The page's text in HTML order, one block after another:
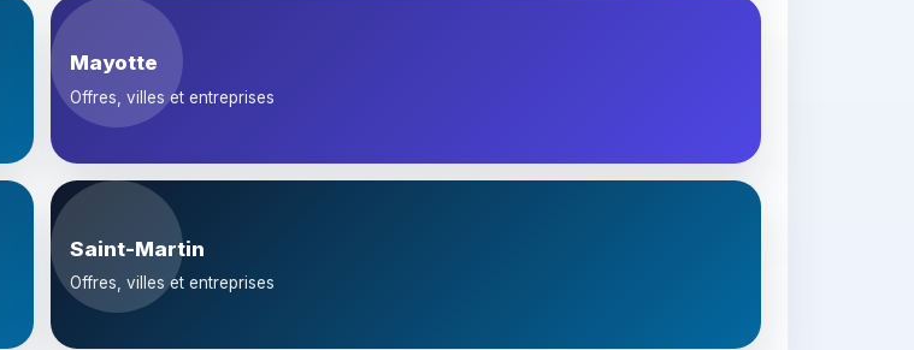
Mayotte
Offres, villes et entreprises
Saint-Martin
Offres, villes et entreprises